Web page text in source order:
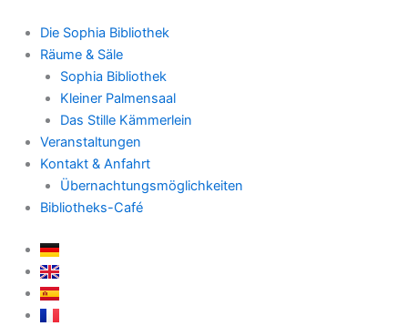
Die Sophia Bibliothek
Räume & Säle
Sophia Bibliothek
Kleiner Palmensaal
Das Stille Kämmerlein
Veranstaltungen
Kontakt & Anfahrt
Übernachtungsmöglichkeiten
Bibliotheks-Café